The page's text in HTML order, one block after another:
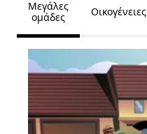
Μεγάλες
ομάδες
Οικογένειες